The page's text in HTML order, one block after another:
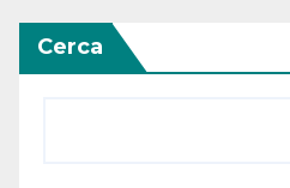
Cerca